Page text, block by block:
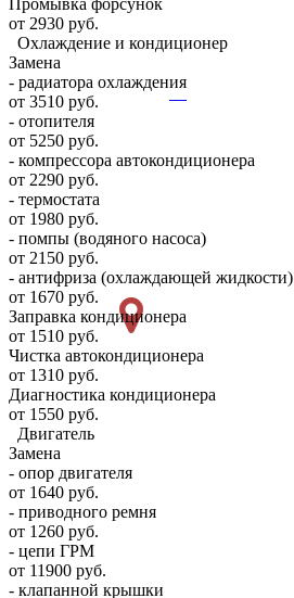
Промывка форсунок
от 2930 руб.
Охлаждение и кондиционер
Замена
- радиатора охлаждения
от 3510 руб.
- отопителя
от 5250 руб.
- компрессора автокондиционера
от 2290 руб.
- термостата
от 1980 руб.
- помпы (водяного насоса)
от 2150 руб.
- антифриза (охлаждающей жидкости)
от 1670 руб.
Заправка кондиционера
от 1510 руб.
Чистка автокондиционера
от 1310 руб.
Диагностика кондиционера
от 1550 руб.
Двигатель
Замена
- опор двигателя
от 1640 руб.
- приводного ремня
от 1260 руб.
- цепи ГРМ
от 11900 руб.
- клапанной крышки